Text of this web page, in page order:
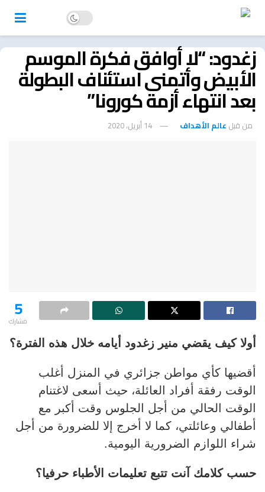
زغدود: “لا أوافق فكرة الموسم
الأبيض وأتمنى استئناف البطولة
بعد انتهاء أزمة كورونا”
من قبل عالم الأهداف 14 أبريل، 2020
5
مشارك
أولا كيف يقضي منير زغدود أيامه خلال هذه الفترة؟
أقضيها كأي مواطن جزائري في المنزل أغلب
الوقت رفقة أفراد العائلة، حيث أسعى لاغتنام
الوقت الحالي من أجل الجلوس وقت أكبر مع
أطفالي وعائلتي، كما لا أخرج إلا للضرورة من أجل
شراء اللوازم الضرورية اليومية.
حسب كلامك آنت تتبع تعليمات الأطباء حرفيا؟